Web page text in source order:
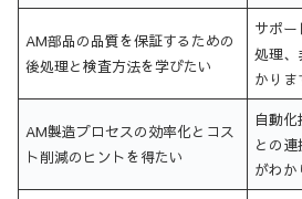
AM部品の品質を保証するための
後処理と検査方法を学びたい
サポ
処理、
かりま
AM製造プロセスの効率化とコス
ト削減のヒントを得たい
自動
との
がわか